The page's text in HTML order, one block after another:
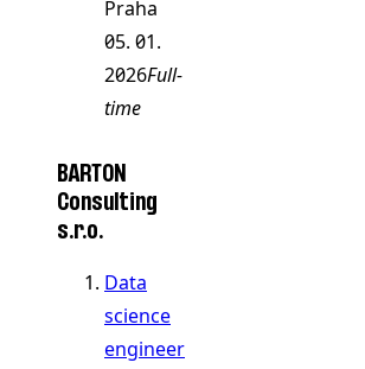
Praha
05. 01.
2026Full-
time
BARTON
Consulting
s.r.o.
Data
science
engineer